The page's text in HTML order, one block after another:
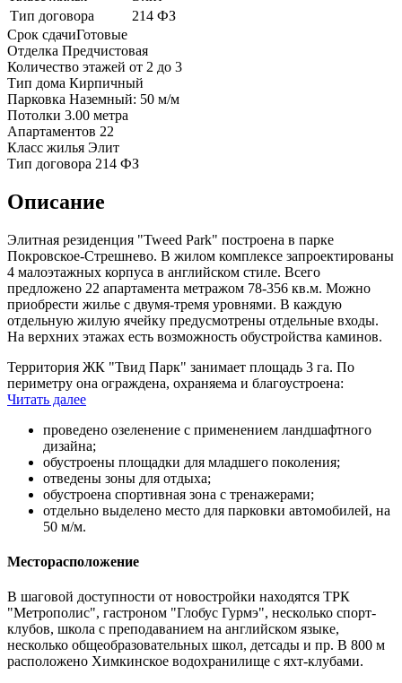
Тип договора
214 ФЗ
Срок сдачиГотовые
Отделка Предчистовая
Количество этажей от 2 до 3
Тип дома Кирпичный
Парковка Наземный: 50 м/м
Потолки 3.00 метра
Апартаментов 22
Класс жилья Элит
Тип договора 214 ФЗ
Описание
Элитная резиденция "Tweed Park" построена в парке
Покровское-Стрешнево. В жилом комплексе запроектированы
4 малоэтажных корпуса в английском стиле. Всего
предложено 22 апартамента метражом 78-356 кв.м. Можно
приобрести жилье с двумя-тремя уровнями. В каждую
отдельную жилую ячейку предусмотрены отдельные входы.
На верхних этажах есть возможность обустройства каминов.
Территория ЖК "Твид Парк" занимает площадь 3 га. По
периметру она ограждена, охраняема и благоустроена:
Читать далее
проведено озеленение с применением ландшафтного
дизайна;
обустроены площадки для младшего поколения;
отведены зоны для отдыха;
обустроена спортивная зона с тренажерами;
отдельно выделено место для парковки автомобилей, на
50 м/м.
Месторасположение
В шаговой доступности от новостройки находятся ТРК
"Метрополис", гастроном "Глобус Гурмэ", несколько спорт-
клубов, школа с преподаванием на английском языке,
несколько общеобразовательных школ, детсады и пр. В 800 м
расположено Химкинское водохранилище с яхт-клубами.